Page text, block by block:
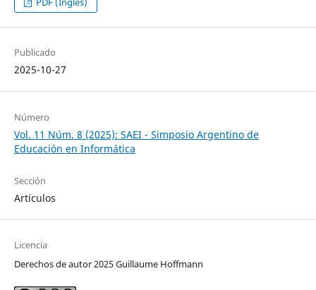
Publicado
2025-10-27
Número
Vol. 11 Núm. 8 (2025): SAEI - Simposio Argentino de
Educación en Informática
Sección
Artículos
Licencia
Derechos de autor 2025 Guillaume Hoffmann